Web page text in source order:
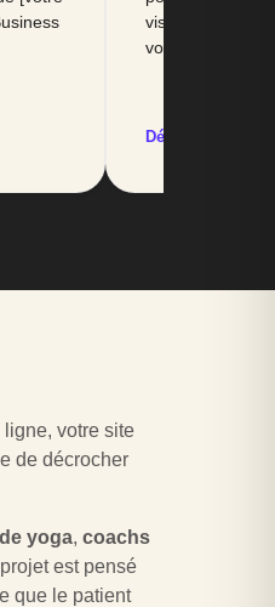
visuelle pour
votre site et vos
Découvrir l'offre
votre site
de décrocher
yoga, coachs
est pensé
que le patient